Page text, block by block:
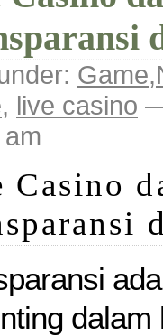
Game,
, live casino
Casino